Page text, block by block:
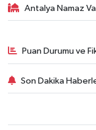
Antalya Namaz
Puan Durumu ve
Son Dakika